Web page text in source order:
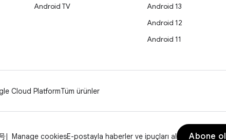
Android TV
Android 13
Android 12
Android 11
Cloud PlatformTüm ürünler
Manage cookiesE-postayla haberler ve ipuçları al Abone ol